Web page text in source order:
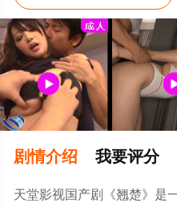
剧情介绍 我要评分
天堂影视国产剧《翘楚》是